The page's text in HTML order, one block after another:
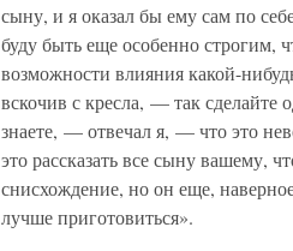
сыну, и я оказал бы ему сам по
буду быть еще особенно строгим,
возможности влияния какой-
вскочив с кресла, — так сделайте
знаете, — отвечал я, — что это
это рассказать все сыну вашему,
снисхождение, но он еще,
лучше приготовиться».